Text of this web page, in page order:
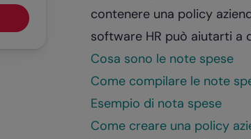
contenere una policy
software HR può aiutarti a
Cosa sono le note spese
Come compilare le note
Esempio di nota spese
Come creare una policy